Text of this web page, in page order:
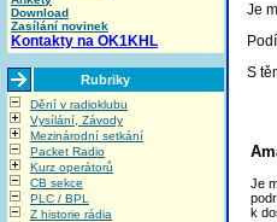
Download
Zasílání novinek
Kontakty na OK1KHL
Rubriky
Dění v radioklubu
Vysílání, Závody
Mezinárodní setkání
Packet Radio
Kurz operátorů
CB sekce
PLC / BPL
Z historie rádia
Je
S
Je
k